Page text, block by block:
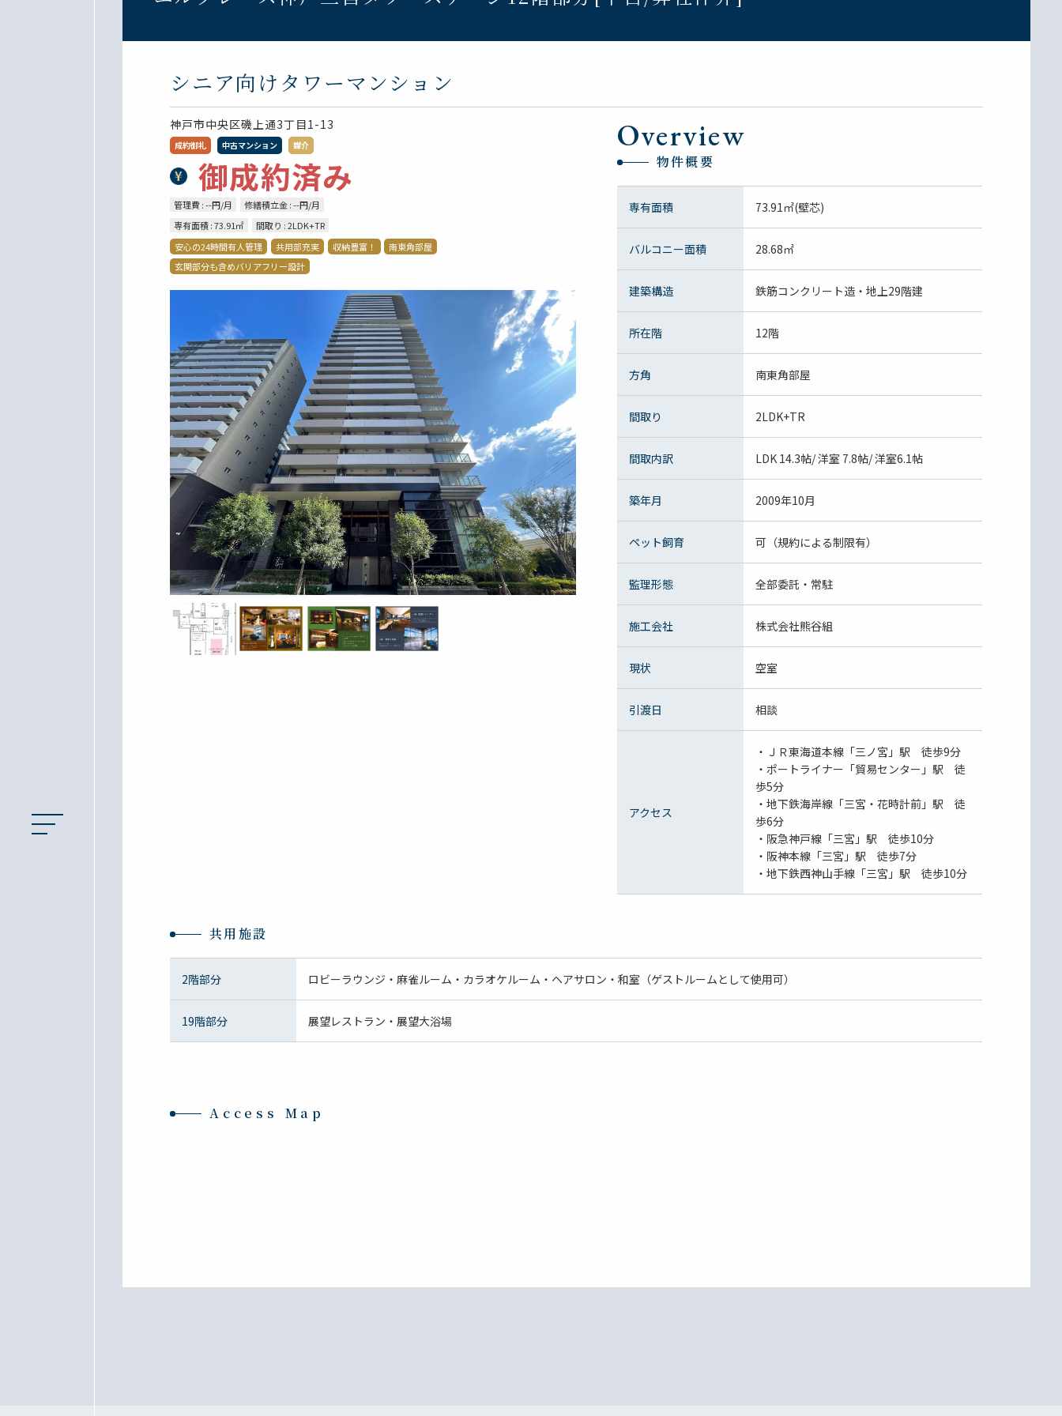
シニア向けタワーマンション
神戸市中央区磯上通3丁目1-13
成約御礼 中古マンション 媒介
御成約済み
管理費 : --円/月
修繕積立金 : --円/月
専有面積 : 73.91㎡
間取り : 2LDK+TR
安心の24時間有人管理
共用部充実 収納豊富！
南東角部屋
玄関部分も含めバリアフリー設計
Overview
物件概要
専有面積 73.91㎡(壁芯)
バルコニー面積 28.68㎡
建築構造 鉄筋コンクリート造・地上29階建
所在階 12階
方角 南東角部屋
間取り 2LDK+TR
間取内訳 LDK 14.3帖/ 洋室 7.8帖/ 洋室6.1帖
築年月 2009年10月
ペット飼育 可（規約による制限有）
監理形態 全部委託・常駐
施工会社 株式会社熊谷組
現状 空室
引渡日 相談
アクセス
・ＪＲ東海道本線「三ノ宮」駅 徒歩9分
・ポートライナー「貿易センター」駅 徒
歩5分
・地下鉄海岸線「三宮・花時計前」駅 徒
歩6分
・阪急神戸線「三宮」駅 徒歩10分
・阪神本線「三宮」駅 徒歩7分
・地下鉄西神山手線「三宮」駅 徒歩10分
共用施設
2階部分 ロビーラウンジ・麻雀ルーム・カラオケルーム・ヘアサロン・和室（ゲストルームとして使用可）
19階部分 展望レストラン・展望大浴場
Access Map